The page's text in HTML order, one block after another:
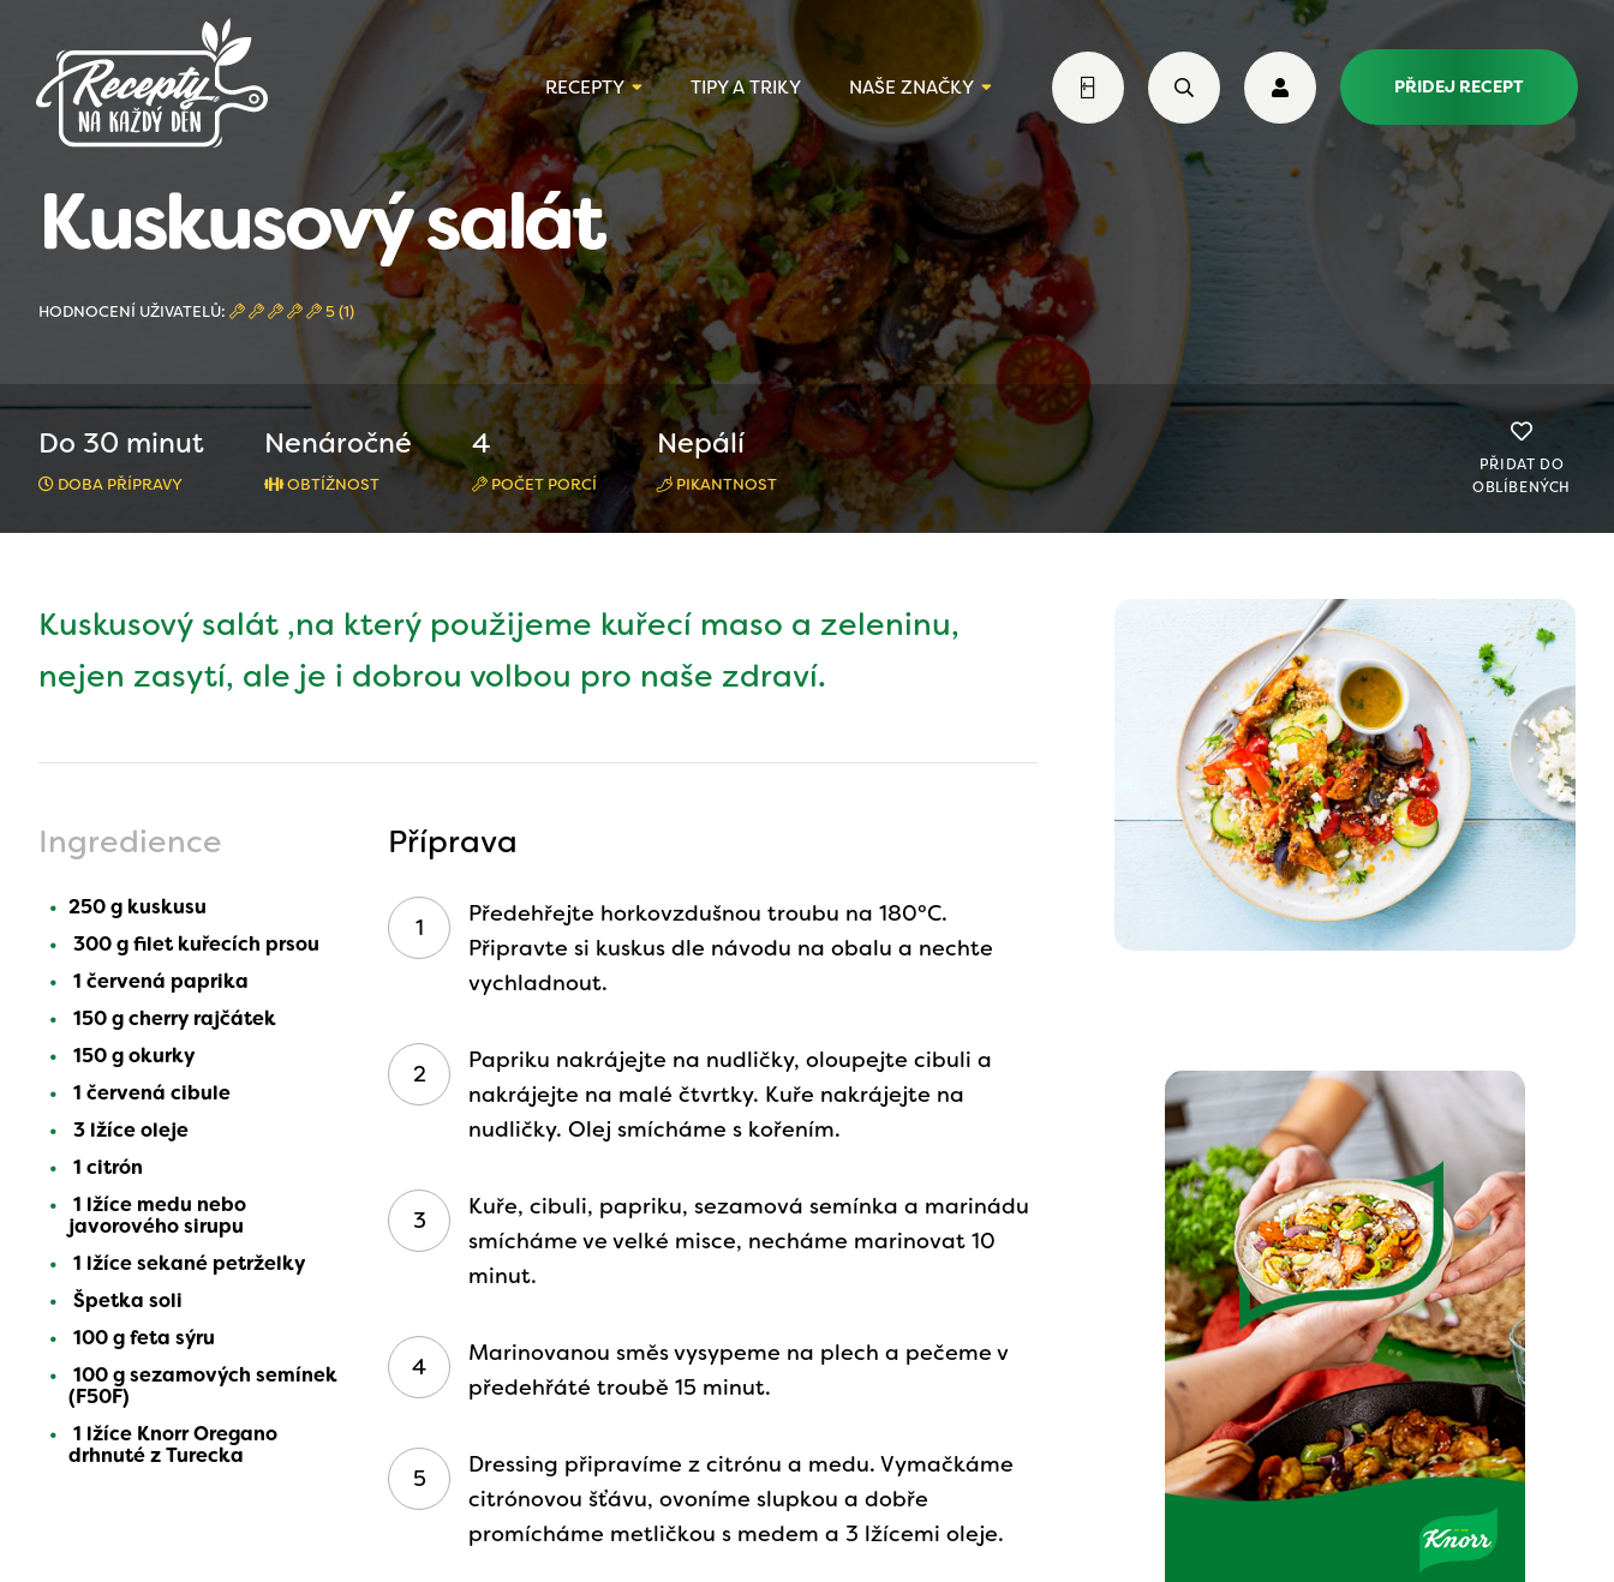
RECEPTY TIPY A TRIKY NAŠE ZNAČKY PŘIDEJ RECEPT
Kuskusový salát
HODNOCENÍ UŽIVATELŮ: 5 (1)
Do 30 minut
DOBA PŘÍPRAVY
Nenáročné
OBTÍŽNOST
4
POČET PORCÍ
Nepálí
PIKANTNOST
PŘIDAT DO
OBLÍBENÝCH
Kuskusový salát ,na který použijeme kuřecí maso a zeleninu,
nejen zasytí, ale je i dobrou volbou pro naše zdraví.
Ingredience
250 g kuskusu
300 g filet kuřecích prsou
1 červená paprika
150 g cherry rajčátek
150 g okurky
1 červená cibule
3 lžíce oleje
1 citrón
1 lžíce medu nebo
javorového sirupu
1 lžíce sekané petrželky
Špetka soli
100 g feta sýru
100 g sezamových semínek
(F50F)
1 lžíce Knorr Oregano
drhnuté z Turecka
Příprava
Předehřejte horkovzdušnou troubu na 180°C.
Připravte si kuskus dle návodu na obalu a nechte
vychladnout.
Papriku nakrájejte na nudličky, oloupejte cibuli a
nakrájejte na malé čtvrtky. Kuře nakrájejte na
nudličky. Olej smícháme s kořením.
Kuře, cibuli, papriku, sezamová semínka a marinádu
smícháme ve velké misce, necháme marinovat 10
minut.
Marinovanou směs vysypeme na plech a pečeme v
předehřáté troubě 15 minut.
Dressing připravíme z citrónu a medu. Vymačkáme
citrónovou šťávu, ovoníme slupkou a dobře
promícháme metličkou s medem a 3 lžícemi oleje.